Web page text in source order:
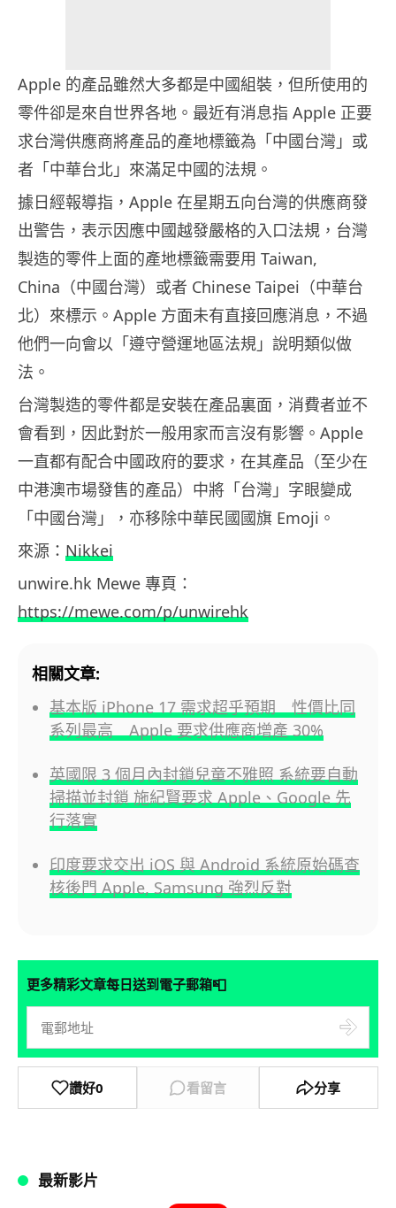
Apple 的產品雖然大多都是中國組裝，但所使用的
零件卻是來自世界各地。最近有消息指 Apple 正要
求台灣供應商將產品的產地標籤為「中國台灣」或
者「中華台北」來滿足中國的法規。
據日經報導指，Apple 在星期五向台灣的供應商發
出警告，表示因應中國越發嚴格的入口法規，台灣
製造的零件上面的產地標籤需要用 Taiwan,
China（中國台灣）或者 Chinese Taipei（中華台
北）來標示。Apple 方面未有直接回應消息，不過
他們一向會以「遵守營運地區法規」說明類似做
法。
台灣製造的零件都是安裝在產品裏面，消費者並不
會看到，因此對於一般用家而言沒有影響。Apple
一直都有配合中國政府的要求，在其產品（至少在
中港澳市場發售的產品）中將「台灣」字眼變成
「中國台灣」，亦移除中華民國國旗 Emoji。
來源： Nikkei
unwire.hk Mewe 專頁：
https://mewe.com/p/unwirehk
相關文章:
基本版 iPhone 17 需求超乎預期 性價比同
系列最高 Apple 要求供應商增產 30%
英國限 3 個月內封鎖兒童不雅照 系統要自動
掃描並封鎖 施紀賢要求 Apple、Google 先
行落實
印度要求交出 iOS 與 Android 系統原始碼查
核後門 Apple, Samsung 強烈反對
更多精彩文章每日送到電子郵箱📮
讚好0 看留言 分享
最新影片